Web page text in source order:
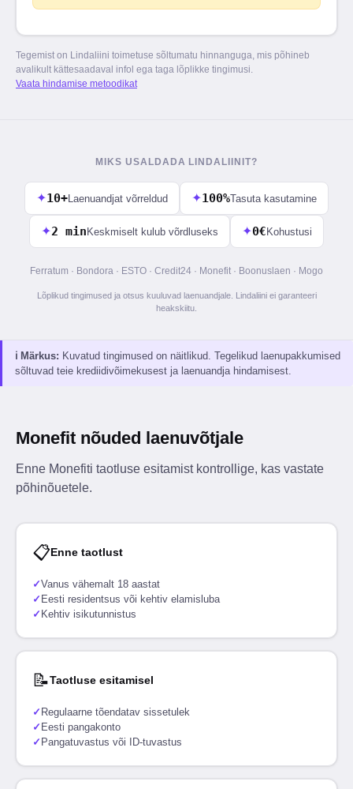
Tegemist on Lindaliini toimetuse sõltumatu hinnanguga, mis põhineb
avalikult kättesaadaval infol ega taga lõplikke tingimusi.
Vaata hindamise metoodikat
MIKS USALDADA LINDALIINIT?
✦10+ Laenuandjat võrreldud ✦100%Tasuta kasutamine
✦2 min Keskmiselt kulub võrdluseks ✦0€ Kohustusi
Ferratum · Bondora · ESTO · Credit24 · Monefit · Boonuslaen · Mogo
Lõplikud tingimused ja otsus kuuluvad laenuandjale. Lindaliini ei garanteeri
heakskiitu.
ℹ Märkus: Kuvatud tingimused on näitlikud. Tegelikud laenupakkumised
sõltuvad teie krediidivõimekusest ja laenuandja hindamisest.
Monefit nõuded laenuvõtjale
Enne Monefiti taotluse esitamist kontrollige, kas vastate
põhinõuetele.
📋Enne taotlust
✓Vanus vähemalt 18 aastat
✓ Eesti residentsus või kehtiv elamisluba
✓ Kehtiv isikutunnistus
📝Taotluse esitamisel
✓ Regulaarne tõendatav sissetulek
✓ Eesti pangakonto
✓ Pangatuvastus või ID-tuvastus